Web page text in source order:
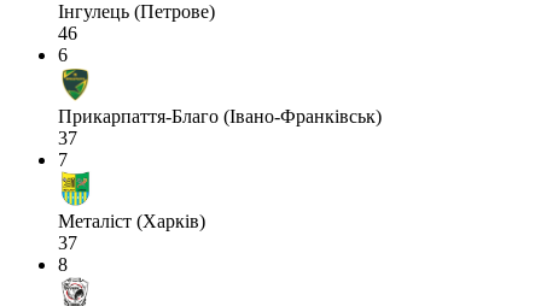
Інгулець (Петрове)
46
6
Прикарпаття-Благо (Івано-Франківськ)
37
7
Металіст (Харків)
37
8